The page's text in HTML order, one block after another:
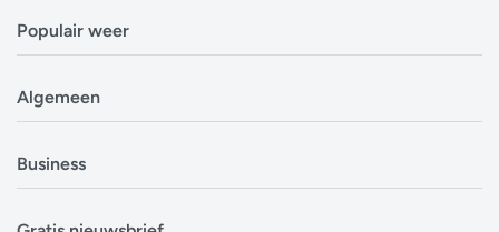
Populair weer
Weerbericht Brussel
Weerbericht Eindhoven
Algemeen
Privacyverklaring
Business